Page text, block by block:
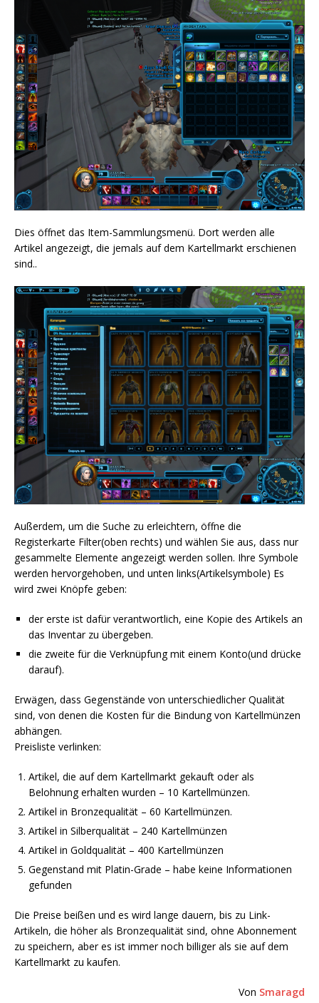
Dies öffnet das Item-Sammlungsmenü. Dort werden alle
Artikel angezeigt, die jemals auf dem Kartellmarkt erschienen
sind..
Außerdem, um die Suche zu erleichtern, öffne die
Registerkarte Filter(oben rechts) und wählen Sie aus, dass nur
gesammelte Elemente angezeigt werden sollen. Ihre Symbole
werden hervorgehoben, und unten links(Artikelsymbole) Es
wird zwei Knöpfe geben:
der erste ist dafür verantwortlich, eine Kopie des Artikels an
das Inventar zu übergeben.
die zweite für die Verknüpfung mit einem Konto(und drücke
darauf).
Erwägen, dass Gegenstände von unterschiedlicher Qualität
sind, von denen die Kosten für die Bindung von Kartellmünzen
abhängen.
Preisliste verlinken:
Artikel, die auf dem Kartellmarkt gekauft oder als
Belohnung erhalten wurden – 10 Kartellmünzen.
Artikel in Bronzequalität – 60 Kartellmünzen.
Artikel in Silberqualität – 240 Kartellmünzen
Artikel in Goldqualität – 400 Kartellmünzen
Gegenstand mit Platin-Grade – habe keine Informationen
gefunden
Die Preise beißen und es wird lange dauern, bis zu Link-
Artikeln, die höher als Bronzequalität sind, ohne Abonnement
zu speichern, aber es ist immer noch billiger als sie auf dem
Kartellmarkt zu kaufen.
Von Smaragd